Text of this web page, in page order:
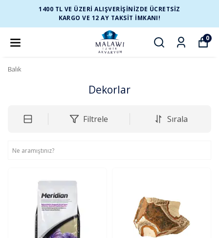
1400 TL VE ÜZERİ ALIŞVERİŞİNİZDE ÜCRETSİZ
KARGO VE 12 AY TAKSİT İMKANI!
0
Balık
Dekorlar
Filtrele Sırala